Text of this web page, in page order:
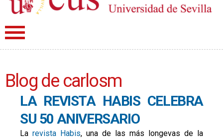
Blog de carlosm
LA REVISTA HABIS CELEBRA
SU 50 ANIVERSARIO
La revista Habis, una de las más longevas de la